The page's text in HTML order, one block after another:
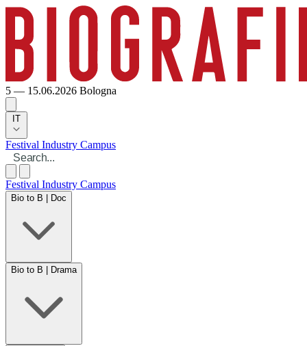
5 — 15.06.2026 Bologna
IT
Festival Industry Campus
Festival Industry Campus
Bio to B | Doc
Bio to B | Drama